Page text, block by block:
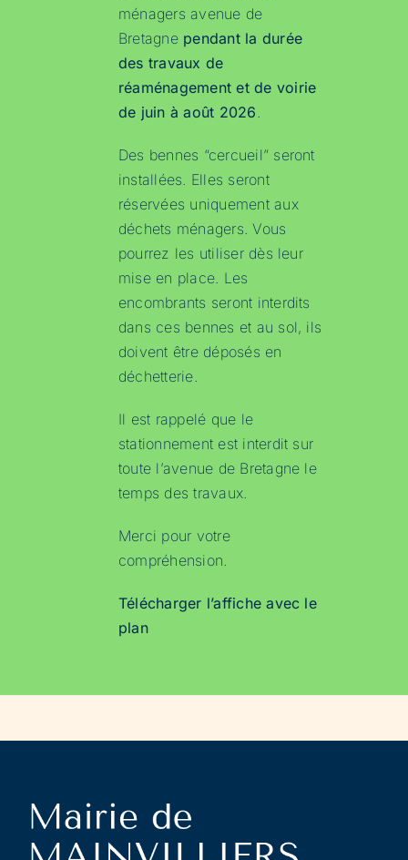
ménagers avenue de
Bretagne pendant la durée
des travaux de
réaménagement et de voirie
de juin à août 2026.
Des bennes “cercueil” seront
installées. Elles seront
réservées uniquement aux
déchets ménagers. Vous
pourrez les utiliser dès leur
mise en place. Les
encombrants seront interdits
dans ces bennes et au sol, ils
doivent être déposés en
déchetterie.
Il est rappelé que le
stationnement est interdit sur
toute l’avenue de Bretagne le
temps des travaux.
Merci pour votre
compréhension.
Télécharger l’affiche avec le
plan